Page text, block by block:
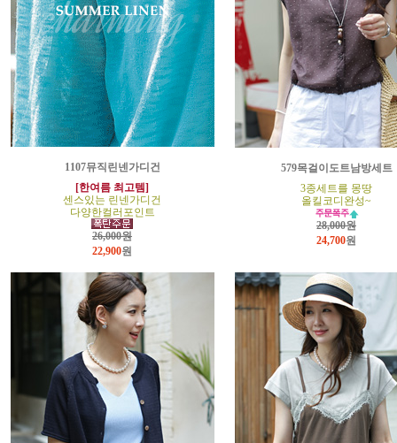
1107뮤직린넨가디건
[한여름 최고템]
센스있는 린넨가디건
다양한컬러포인트
26,000원
22,900원
579목걸이도트남방세트
3종세트를 몽땅
올킬코디완성~
28,000원
24,700원